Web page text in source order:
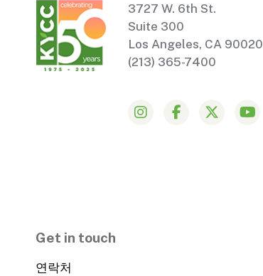
3727 W. 6th St.
Suite 300
Los Angeles, CA 90020
(213) 365-7400
Get in touch
연락처